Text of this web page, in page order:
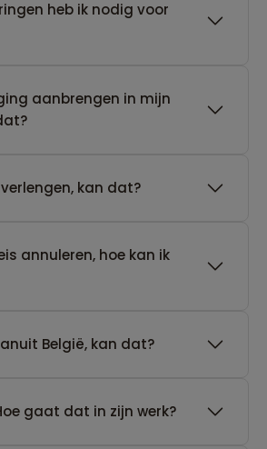
heb ik nodig voor
aanbrengen in mijn
kan dat?
annuleren, hoe kan ik
België, kan dat?
gaat dat in zijn werk?